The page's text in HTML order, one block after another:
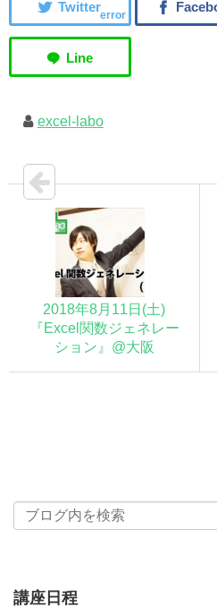
error
excel-labo
2018年8月11日(土)
『Excel関数ジェネレー
ション』@大阪
講座日程